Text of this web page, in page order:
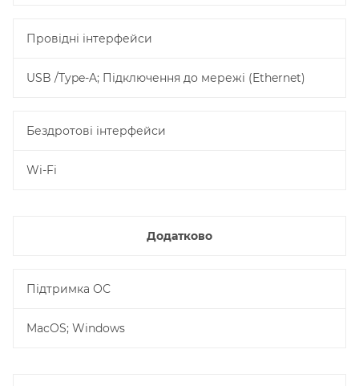
Провідні інтерфейси
USB /Type-A; Підключення до мережі (Ethernet)
Бездротові інтерфейси
Wi-Fi
Додатково
Підтримка ОС
MacOS; Windows